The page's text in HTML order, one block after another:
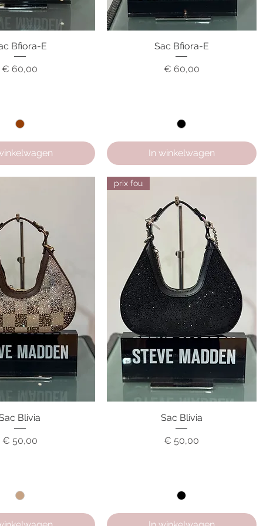
overzicht
Bfiora-E
Prijs
€ 60,00
Snel overzicht
Sac Bfiora-E
Prijs
€ 60,00
In winkelwagen
overzicht
Blivia
Prijs
€ 50,00
Snel overzicht
prix fou
Sac Blivia
Prijs
€ 50,00